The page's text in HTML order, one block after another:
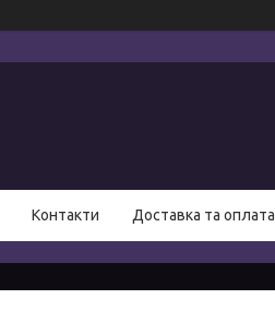
Контакти Доставка та оплата